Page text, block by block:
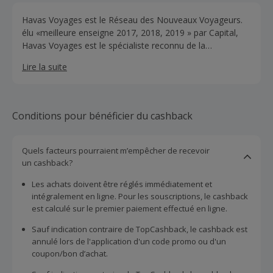
Havas Voyages est le Réseau des Nouveaux Voyageurs.
élu «meilleure enseigne 2017, 2018, 2019 » par Capital,
Havas Voyages est le spécialiste reconnu de la
entreprises. Grâce à leurs nombreux partenaires, ils vous
transport, hôtels, location de voitures… et des tour-
opérateurs reconnus comme Asia, MSC Croisières ou
Lire la suite
Conditions pour bénéficier du cashback
Quels facteurs pourraient m’empêcher de recevoir
un cashback?
Les achats doivent être réglés immédiatement et
intégralement en ligne. Pour les souscriptions, le cashback
est calculé sur le premier paiement effectué en ligne.
Sauf indication contraire de TopCashback, le cashback est
annulé lors de l'application d'un code promo ou d'un
coupon/bon d’achat.